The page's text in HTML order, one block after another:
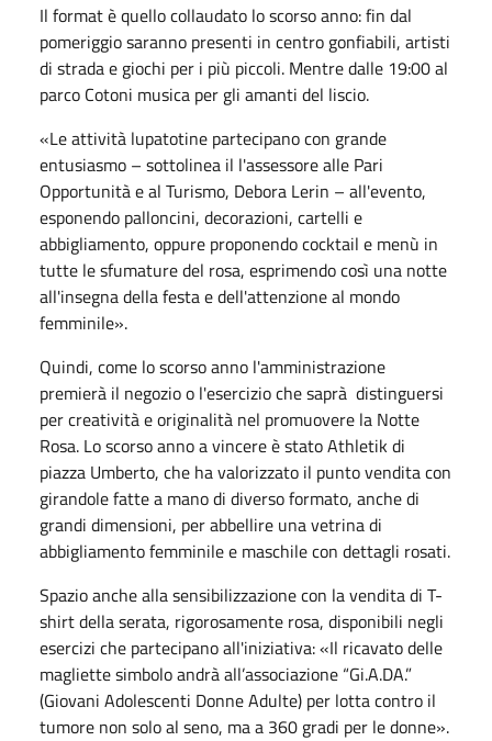
Il format è quello collaudato lo scorso anno: fin dal
pomeriggio saranno presenti in centro gonfiabili, artisti
di strada e giochi per i più piccoli. Mentre dalle 19:00 al
parco Cotoni musica per gli amanti del liscio.
«Le attività lupatotine partecipano con grande
entusiasmo – sottolinea il l'assessore alle Pari
Opportunità e al Turismo, Debora Lerin – all'evento,
esponendo palloncini, decorazioni, cartelli e
abbigliamento, oppure proponendo cocktail e menù in
tutte le sfumature del rosa, esprimendo così una notte
all'insegna della festa e dell'attenzione al mondo
femminile».
Quindi, come lo scorso anno l'amministrazione
premierà il negozio o l'esercizio che saprà distinguersi
per creatività e originalità nel promuovere la Notte
Rosa. Lo scorso anno a vincere è stato Athletik di
piazza Umberto, che ha valorizzato il punto vendita con
girandole fatte a mano di diverso formato, anche di
grandi dimensioni, per abbellire una vetrina di
abbigliamento femminile e maschile con dettagli rosati.
Spazio anche alla sensibilizzazione con la vendita di T-
shirt della serata, rigorosamente rosa, disponibili negli
esercizi che partecipano all'iniziativa: «Il ricavato delle
magliette simbolo andrà all’associazione “Gi.A.DA.”
(Giovani Adolescenti Donne Adulte) per lotta contro il
tumore non solo al seno, ma a 360 gradi per le donne».